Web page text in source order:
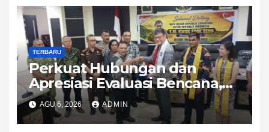
TERBARU
Perkuat Hubungan dan
Apresiasi Evaluasi Bencana,
Dubes Singapura Sambangi
Halmahera Utara
AGU 6, 2026 ADMIN